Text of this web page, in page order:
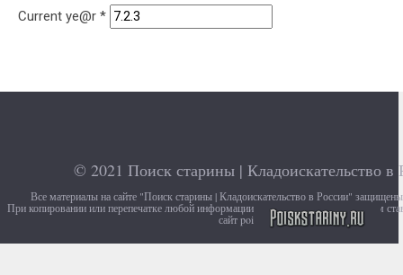
Current ye@r *
© 2021 Поиск старины | Кладоискательство в
Все материалы на сайте "Поиск старины | Кладоискательство в России"
При копировании или перепечатке любой информации с сайта, убедительно просим
сайт poiskstariny.ru